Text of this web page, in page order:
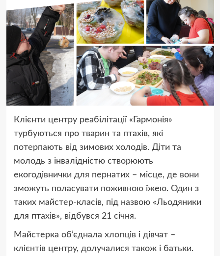
Клієнти центру реабілітації «Гармонія»
турбуються про тварин та птахів, які
потерпають від зимових холодів. Діти та
молодь з інвалідністю створюють
екогодівнички для пернатих – місце, де вони
зможуть поласувати поживною їжею. Один з
таких майстер-класів, під назвою «Льодяники
для птахів», відбувся 21 січня.
Майстерка об’єднала хлопців і дівчат –
клієнтів центру, долучалися також і батьки.